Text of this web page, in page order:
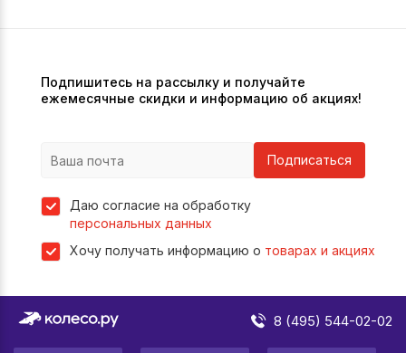
Подпишитесь на рассылку и получайте
ежемесячные скидки и информацию об акциях!
Подписаться
Даю согласие на обработку
персональных данных
Хочу получать информацию о товарах и акциях
8 (495) 544-02-02